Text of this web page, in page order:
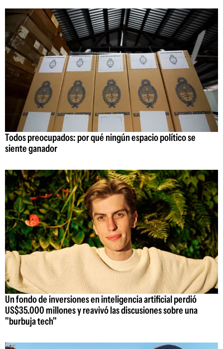
Todos preocupados: por qué ningún espacio político se
siente ganador
Un fondo de inversiones en inteligencia artificial perdió
US$35.000 millones y reavivó las discusiones sobre una
"burbuja tech"